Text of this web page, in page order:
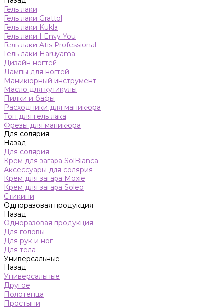
Гель лаки
Гель лаки Grattol
Гель лаки Kukla
Гель лаки I Envy You
Гель лаки Atis Professional
Гель лаки Haruyama
Дизайн ногтей
Лампы для ногтей
Маникюрный инструмент
Масло для кутикулы
Пилки и бафы
Расходники для маникюра
Топ для гель лака
Фрезы для маникюра
Для солярия
Назад
Для солярия
Крем для загара SolBianca
Аксессуары для солярия
Крем для загара Moxie
Крем для загара Soleo
Стикини
Одноразовая продукция
Назад
Одноразовая продукция
Для головы
Для рук и ног
Для тела
Универсальные
Назад
Универсальные
Другое
Полотенца
Простыни